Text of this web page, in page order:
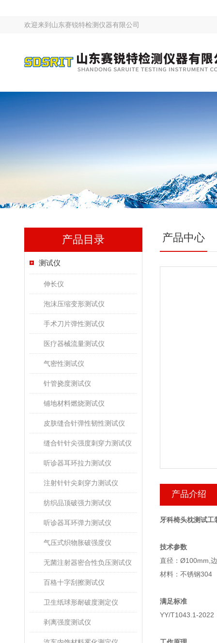
欢迎来到 山东赛锐特检测仪器有限公司
产品目录
测试仪
伸长仪
泡沫压缩变形测试仪
手术刀片弹性测试仪
医疗器械流量测试仪
气密性测试仪
针管挠度测试仪
铺地材料燃烧测试仪
皮肤缝合针弹性韧性测试仪
缝合针针尖强度刺穿力测试仪
听诊器耳环拉力测试仪
注射针针尖刺穿力测试仪
纺织品顶破强力测试仪
听诊器耳环弹力测试仪
气压式织物胀破强度仪
无菌注射器密合性负压测试仪
百格十字刮擦测试仪
卫生纸球形耐破度测定仪
剥离强度测试仪
产品中心
产品介绍
牙科椅头枕测试工
技术参数
直径：Ø100mm,
材料：不锈钢304
满足标准
YY/T1043.1-2022